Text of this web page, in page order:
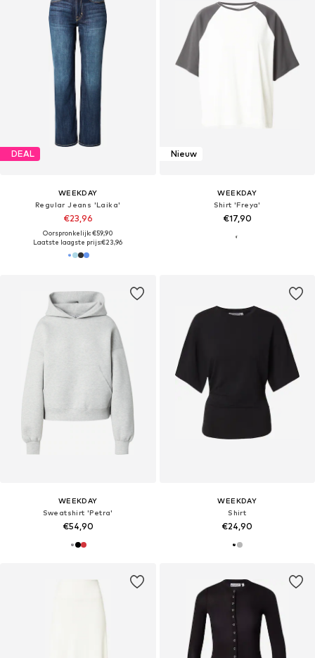
DEAL
WEEKDAY
Regular Jeans 'Laika'
€23,96
Oorspronkelijk: €59,90
Laatste laagste prijs:€23,96
Nieuw
WEEKDAY
Shirt 'Freya'
€17,90
WEEKDAY
Sweatshirt 'Petra'
€54,90
WEEKDAY
Shirt
€24,90